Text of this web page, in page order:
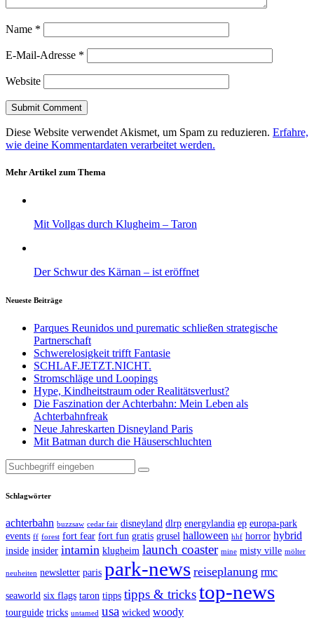
Name *
E-Mail-Adresse *
Website
Diese Website verwendet Akismet, um Spam zu reduzieren. Erfahre,
wie deine Kommentardaten verarbeitet werden.
Mehr Artikel zum Thema
Mit Vollgas durch Klugheim – Taron
Der Schwur des Kärnan – ist eröffnet
Neueste Beiträge
Parques Reunidos und purematic schließen strategische
Partnerschaft
Schwerelosigkeit trifft Fantasie
SCHLAF.JETZT.NICHT.
Stromschläge und Loopings
Hype, Kindheitstraum oder Realitätsverlust?
Die Faszination der Achterbahn: Mein Leben als
Achterbahnfreak
Neue Jahreskarten Disneyland Paris
Mit Batman durch die Häuserschluchten
Suche
nach:
Schlagwörter
achterbahn buzzsaw cedar fair disneyland dlrp energylandia ep europa-park
events ff forest fort fear fort fun gratis grusel halloween hhf horror hybrid
inside insider intamin klugheim launch coaster mine misty ville mölter
neuheiten newsletter paris park-news reiseplanung rmc
seaworld six flags taron tipps tipps & trickstop-news
tourguide tricks untamed usa wicked woody